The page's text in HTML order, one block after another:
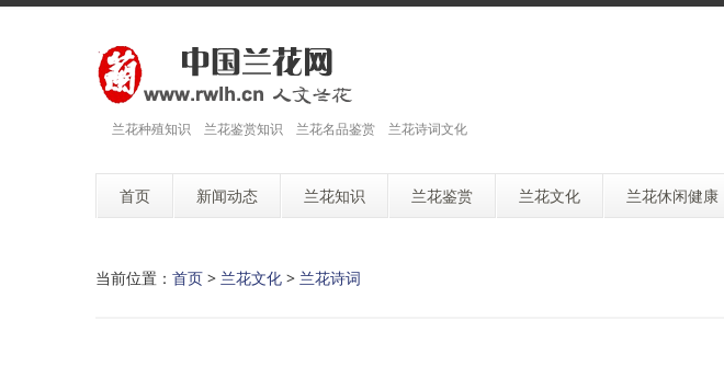
兰花种殖知识 兰花鉴赏知识 兰花名品鉴赏 兰花诗词文化
首页 新闻动态 兰花知识 兰花鉴赏 兰花文化 兰花休闲健康
当前位置： 首页 > 兰花文化 > 兰花诗词